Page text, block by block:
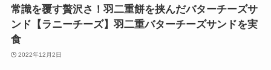
常識を覆す贅沢さ！羽二重餅を挟んだバターチーズサ
ンド【ラニーチーズ】羽二重バターチーズサンドを実
食
2022年12月2日